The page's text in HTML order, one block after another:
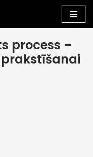
process –